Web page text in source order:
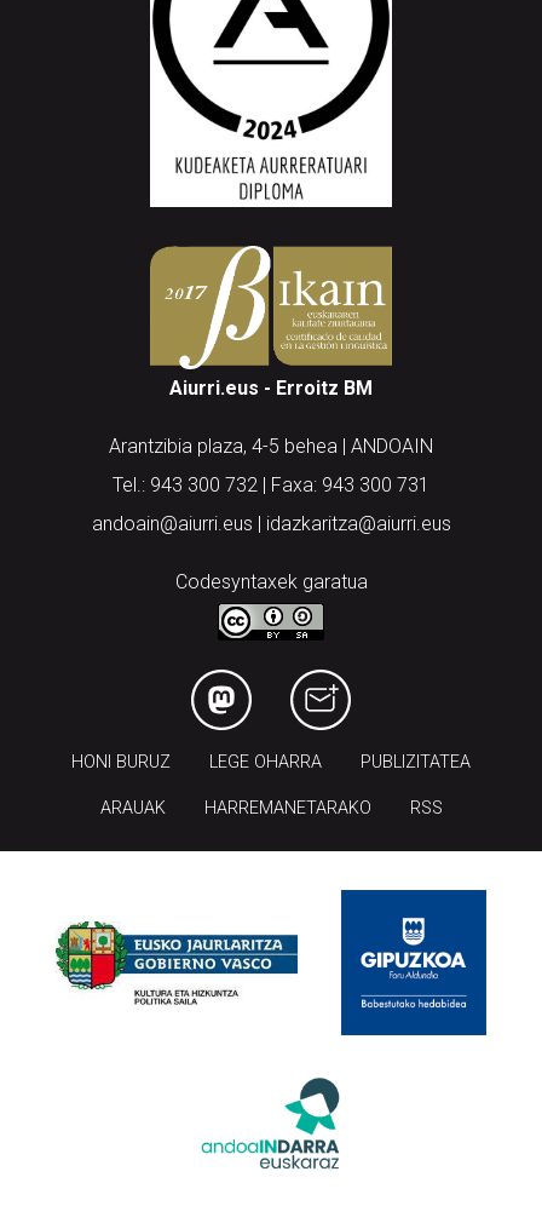
Aiurri.eus - Erroitz BM
Arantzibia plaza, 4-5 behea | ANDOAIN
Tel.: 943 300 732 | Faxa: 943 300 731
andoain@aiurri.eus | idazkaritza@aiurri.eus
Codesyntaxek garatua
HONI BURUZ LEGE OHARRA PUBLIZITATEA
ARAUAK HARREMANETARAKO RSS